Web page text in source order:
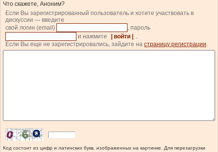
Что скажете, Аноним?
Если Вы зарегистрированный пользователь и хотите участвовать в
дискуссии — введите
свой логин (email)
, пароль
и нажмите
| войти |
.
Если Вы еще не зарегистрировались, зайдите на страницу регистрации.
Код состоит из цифр и латинских букв, изображенных на картинке. Для перезагрузки